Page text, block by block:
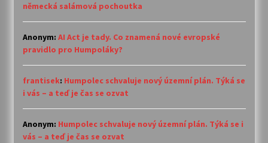
německá salámová pochoutka
Anonym: AI Act je tady. Co znamená nové evropské
pravidlo pro Humpoláky?
frantisek: Humpolec schvaluje nový územní plán. Týká se
i vás – a teď je čas se ozvat
Anonym: Humpolec schvaluje nový územní plán. Týká se i
vás – a teď je čas se ozvat